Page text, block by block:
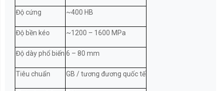
Độ cứng ~400 HB
Độ bền kéo ~1200 – 1600 MPa
Độ dày phổ biến 6 – 80 mm
Tiêu chuẩn GB / tương đương quốc tế